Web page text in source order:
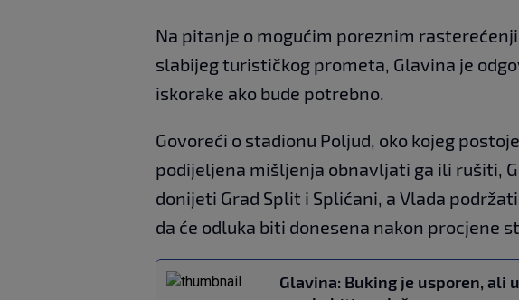
Na pitanje o mogućim poreznim
slabijeg turističkog prometa, Glavina je
iskorake ako bude potrebno.
Govoreći o stadionu Poljud, oko kojeg postoje
podijeljena mišljenja obnavljati ga ili rušiti,
donijeti Grad Split i Splićani, a Vlada
da će odluka biti donesena nakon procjene
Glavina: Buking je usporen, ali